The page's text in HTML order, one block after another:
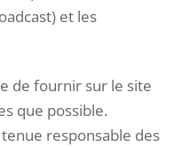
et les
de fournir sur le site
que possible.
responsable des